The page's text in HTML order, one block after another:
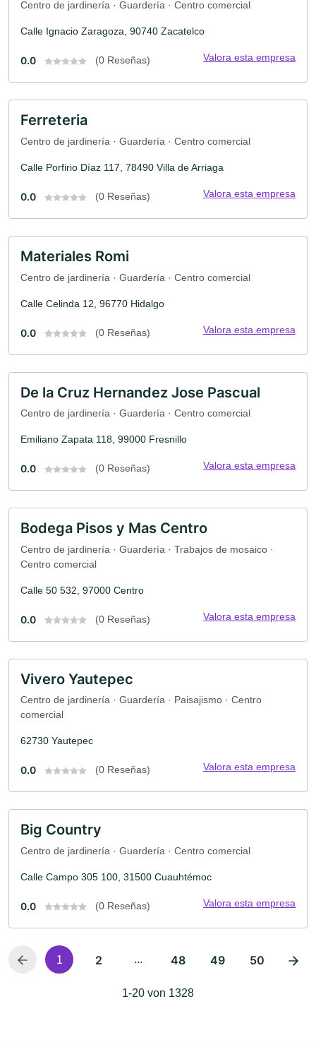
Centro de jardinería · Guardería · Centro comercial
Calle Ignacio Zaragoza, 90740 Zacatelco
0.0 (0 Reseñas) Valora esta empresa
Ferreteria
Centro de jardinería · Guardería · Centro comercial
Calle Porfirio Díaz 117, 78490 Villa de Arriaga
0.0 (0 Reseñas) Valora esta empresa
Materiales Romi
Centro de jardinería · Guardería · Centro comercial
Calle Celinda 12, 96770 Hidalgo
0.0 (0 Reseñas) Valora esta empresa
De la Cruz Hernandez Jose Pascual
Centro de jardinería · Guardería · Centro comercial
Emiliano Zapata 118, 99000 Fresnillo
0.0 (0 Reseñas) Valora esta empresa
Bodega Pisos y Mas Centro
Centro de jardinería · Guardería · Trabajos de mosaico ·
Centro comercial
Calle 50 532, 97000 Centro
0.0 (0 Reseñas) Valora esta empresa
Vivero Yautepec
Centro de jardinería · Guardería · Paisajismo · Centro
comercial
62730 Yautepec
0.0 (0 Reseñas) Valora esta empresa
Big Country
Centro de jardinería · Guardería · Centro comercial
Calle Campo 305 100, 31500 Cuauhtémoc
0.0 (0 Reseñas) Valora esta empresa
1 2 ... 48 49 50
1-20 von 1328